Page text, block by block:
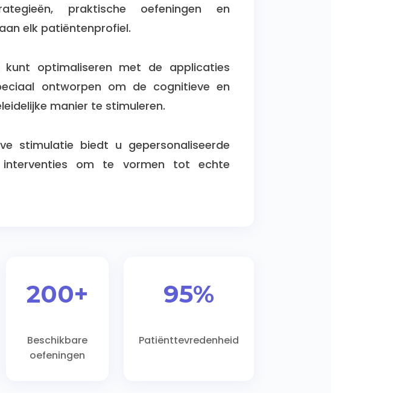
praktische oefeningen en
elk patiëntenprofiel.
optimaliseren met de applicaties
ontworpen om de cognitieve en
manier te stimuleren.
stimulatie biedt u gepersonaliseerde
interventies om te vormen tot echte
200+
Beschikbare
oefeningen
95%
Patiënttevredenheid